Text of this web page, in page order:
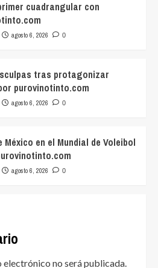
cuadrangular con
agosto 6, 2026 0
tras protagonizar
purovinotinto.com
agosto 6, 2026 0
en el Mundial de Voleibol
agosto 6, 2026 0
no será publicada.